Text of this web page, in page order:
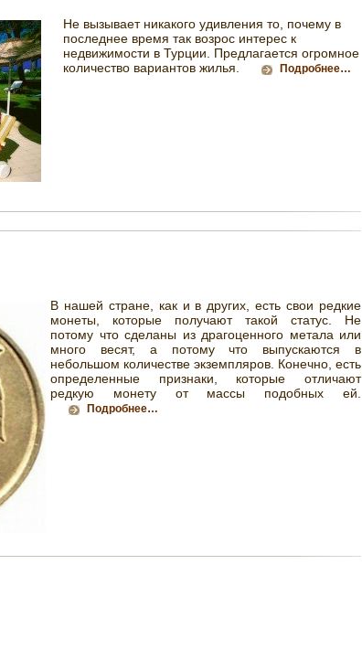
Не вызывает никакого удивления то, почему в
последнее время так возрос интерес к
недвижимости в Турции. Предлагается огромное
количество вариантов жилья.
Подробнее…
В нашей стране, как и в других, есть свои редкие
монеты, которые получают такой статус. Не
потому что сделаны из драгоценного метала или
много весят, а потому что выпускаются в
небольшом количестве экземпляров. Конечно, есть
определенные признаки, которые отличают
редкую монету от массы подобных ей.
Подробнее…